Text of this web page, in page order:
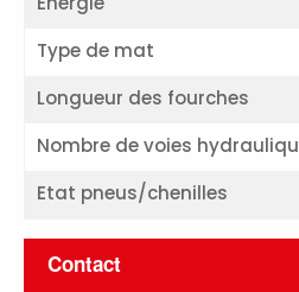
Type de mat
Longueur des fourches
Nombre de voies hydraulique
Etat pneus/chenilles
Brice MOESSARD